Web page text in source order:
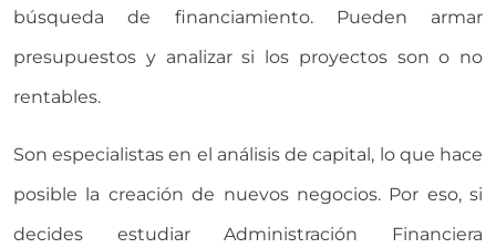
búsqueda de financiamiento. Pueden armar
presupuestos y analizar si los proyectos son o no
rentables.
Son especialistas en el análisis de capital, lo que hace
posible la creación de nuevos negocios. Por eso, si
decides estudiar Administración Financiera